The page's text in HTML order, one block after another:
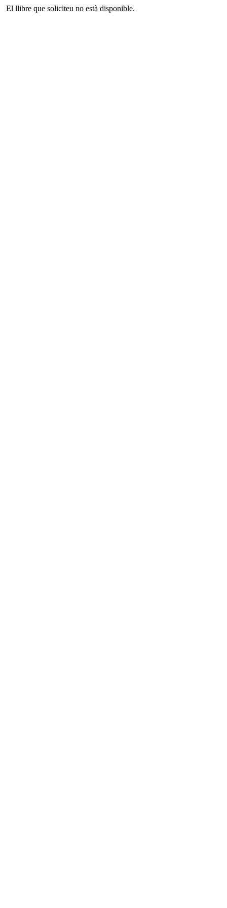
El llibre que soliciteu no està disponible.